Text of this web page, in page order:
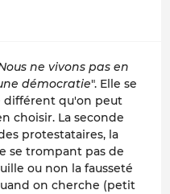
ne vivons pas en
démocratie". Elle se
différent qu'on peut
choisir. La seconde
protestataires, la
se trompant pas de
ou non la fausseté
on cherche (petit